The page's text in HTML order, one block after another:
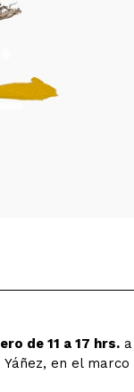
de 11 a 17 hrs.a
en el